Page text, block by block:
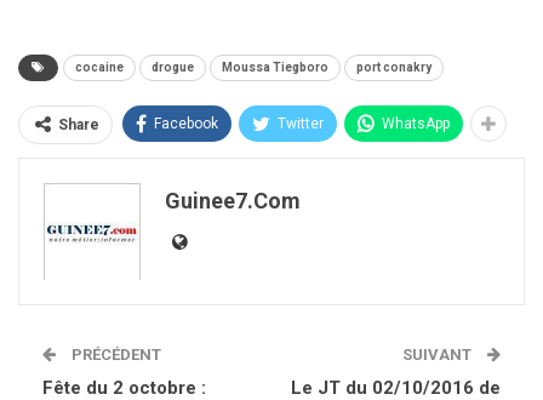
cocaine drogue Moussa Tiegboro port conakry
Share Facebook Twitter WhatsApp
Guinee7.com
PRÉCÉDENT
Fête du 2 octobre :
SUIVANT
Le JT du 02/10/2016 de